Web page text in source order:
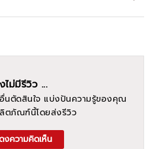
ไม่มีรีวิว ...
นตัดสินใจ แบ่งปันความรู้ของคุณ
ตภัณฑ์นี้โดยส่งรีวิว
งความคิดเห็น